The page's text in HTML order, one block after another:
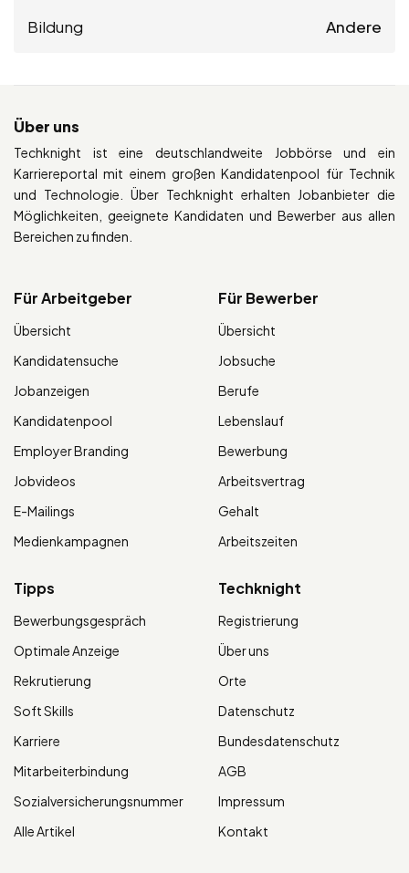
Bildung Andere
Über uns
Techknight ist eine deutschlandweite Jobbörse und ein
Karriereportal mit einem großen Kandidatenpool für Technik
und Technologie. Über Techknight erhalten Jobanbieter die
Möglichkeiten, geeignete Kandidaten und Bewerber aus allen
Bereichen zu finden.
Für Arbeitgeber
Übersicht
Kandidatensuche
Jobanzeigen
Kandidatenpool
Employer Branding
Jobvideos
E-Mailings
Medienkampagnen
Für Bewerber
Übersicht
Jobsuche
Berufe
Lebenslauf
Bewerbung
Arbeitsvertrag
Gehalt
Arbeitszeiten
Tipps
Bewerbungsgespräch
Optimale Anzeige
Rekrutierung
Soft Skills
Karriere
Mitarbeiterbindung
Sozialversicherungsnummer
Alle Artikel
Techknight
Registrierung
Über uns
Orte
Datenschutz
Bundesdatenschutz
AGB
Impressum
Kontakt